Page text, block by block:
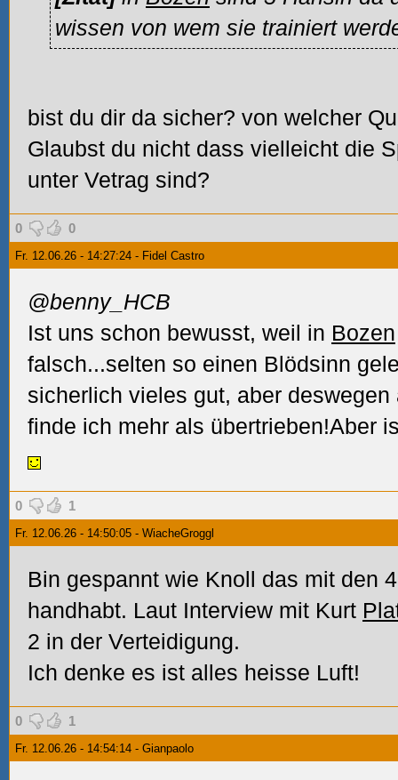
wissen von wem sie trainiert
bist du dir da sicher? von welcher
Glaubst du nicht dass vielleicht die
unter Vetrag sind?
0 0
Fr. 12.06.26 - 14:27:24 - Fidel Castro
@benny_HCB
Ist uns schon bewusst, weil in Bozen
falsch...selten so einen Blödsinn
sicherlich vieles gut, aber
finde ich mehr als übertrieben!Aber
0 1
Fr. 12.06.26 - 14:50:05 - WiacheGroggl
Bin gespannt wie Knoll das mit den
handhabt. Laut Interview mit Kurt
2 in der Verteidigung.
Ich denke es ist alles heisse Luft!
0 1
Fr. 12.06.26 - 14:54:14 - Gianpaolo